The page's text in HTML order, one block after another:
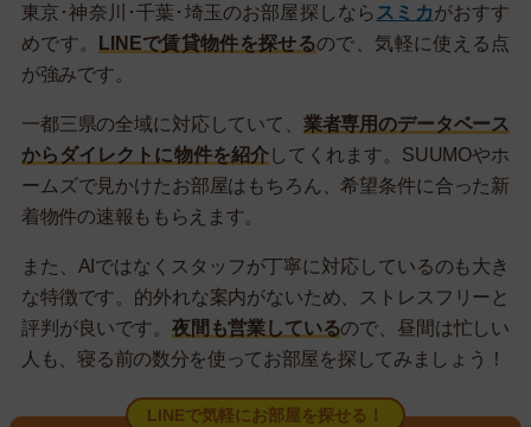
東京･神奈川･千葉･埼玉のお部屋探しならスミカがおすす
めです。
LINEで賃貸物件を探せるので、気軽に使える点
が強みです。
一都三県の全域に対応していて、 業者専用のデータベース
からダイレクトに物件を紹介してくれます。SUUMOやホ
ームズで見かけたお部屋はもちろん、希望条件に合った新
着物件の速報ももらえます。
また、AIではなくスタッフが丁寧に対応しているのも大き
な特徴です。的外れな案内がないため、ストレスフリーと
評判が良いです。 夜間も営業しているので、昼間は忙しい
人も、寝る前の数分を使ってお部屋を探してみましょう！
LINEで気軽にお部屋を探せる！